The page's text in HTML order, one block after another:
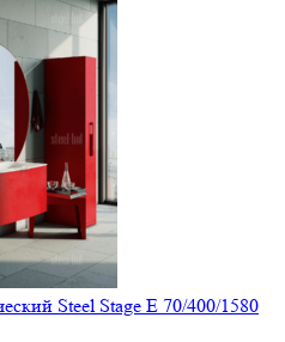
Steel Stage E 70/400/1580